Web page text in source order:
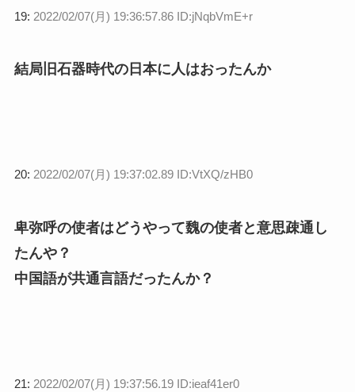
19: 2022/02/07(月) 19:36:57.86 ID:jNqbVmE+r
結局旧石器時代の日本に人はおったんか
20: 2022/02/07(月) 19:37:02.89 ID:VtXQ/zHB0
卑弥呼の使者はどうやって魏の使者と意思疎通し
たんや？
中国語が共通言語だったんか？
21: 2022/02/07(月) 19:37:56.19 ID:ieaf41er0